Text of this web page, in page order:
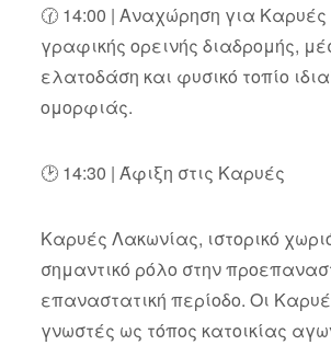
🕜 14:00 | Αναχώρηση για
γραφικής ορεινής διαδρομής,
ελατοδάση και φυσικό τοπίο
ομορφιάς.
🕑 14:30 | Άφιξη στις Καρυές
Καρυές Λακωνίας, ιστορικό
σημαντικό ρόλο στην
επαναστατική περίοδο. Οι
γνωστές ως τόπος κατοικίας